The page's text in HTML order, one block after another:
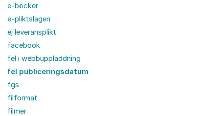
e-böcker
e-pliktslagen
ej leveransplikt
facebook
fel i webbuppladdning
fel publiceringsdatum
fgs
filformat
filmer